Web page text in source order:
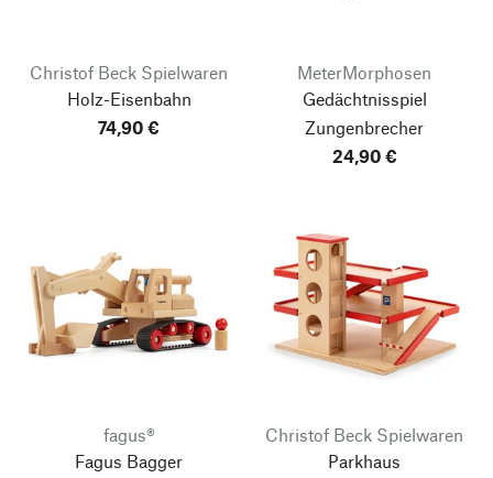
Christof Beck Spielwaren
Holz-Eisenbahn
74,90 €
MeterMorphosen
Gedächtnisspiel
Zungenbrecher
24,90 €
fagus®
Fagus Bagger
Christof Beck Spielwaren
Parkhaus